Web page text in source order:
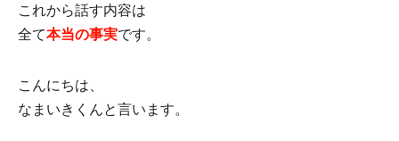
これから話す内容は
全て本当の事実です。
こんにちは、
なまいきくんと言います。